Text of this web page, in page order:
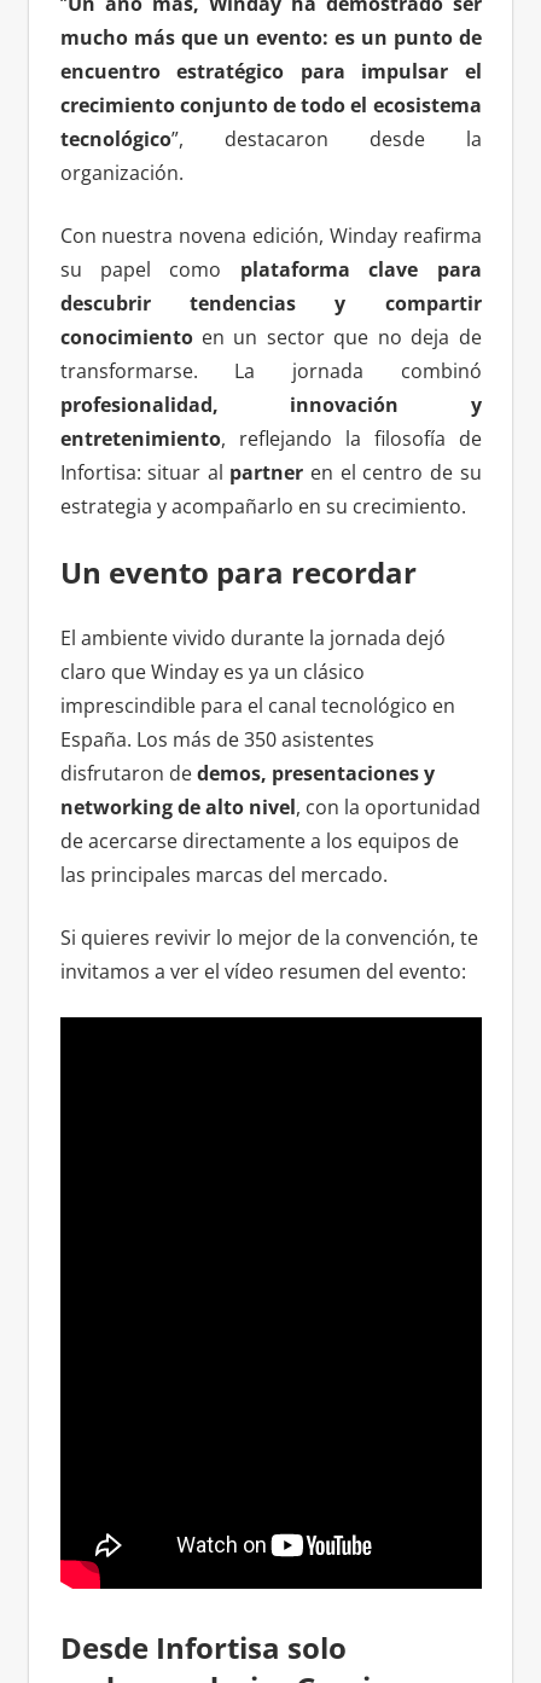
mucho más que un evento: es un punto de
encuentro estratégico para impulsar el
crecimiento conjunto de todo el ecosistema
tecnológico”, destacaron desde la
organización.
Con nuestra novena edición, Winday reafirma
su papel como plataforma clave para
descubrir tendencias y compartir
conocimientoen un sector que no deja de
transformarse. La jornada combinó
profesionalidad, innovación y
entretenimiento, reflejando la filosofía de
Infortisa: situar al partner en el centro de su
estrategia y acompañarlo en su crecimiento.
Un evento para recordar
El ambiente vivido durante la jornada dejó
claro que Winday es ya un clásico
imprescindible para el canal tecnológico en
España. Los más de 350 asistentes
disfrutaron dedemos, presentaciones y
networking de alto nivel, con la oportunidad
de acercarse directamente a los equipos de
las principales marcas del mercado.
Si quieres revivir lo mejor de la convención, te
invitamos a ver el vídeo resumen del evento:
Desde Infortisa solo